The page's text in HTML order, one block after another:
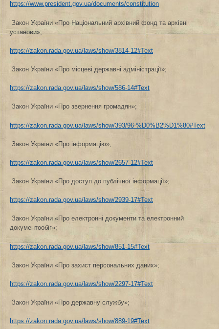
https://www.president.gov.ua/documents/constitution
Закон України «Про Національний архівний фонд та архівні
установи»;
https://zakon.rada.gov.ua/laws/show/3814-12#Text
Закон України «Про місцеві державні адміністрації»;
https://zakon.rada.gov.ua/laws/show/586-14#Text
Закон України «Про звернення громадян»;
https://zakon.rada.gov.ua/laws/show/393/96-%D0%B2%D1%80#Text
Закон України «Про інформацію»;
https://zakon.rada.gov.ua/laws/show/2657-12#Text
Закон України «Про доступ до публічної інформації»;
https://zakon.rada.gov.ua/laws/show/2939-17#Text
Закон України «Про електронні документи та електронний
документообіг»;
https://zakon.rada.gov.ua/laws/show/851-15#Text
Закон України «Про захист персональних даних»;
https://zakon.rada.gov.ua/laws/show/2297-17#Text
Закон України «Про державну службу»;
https://zakon.rada.gov.ua/laws/show/889-19#Text